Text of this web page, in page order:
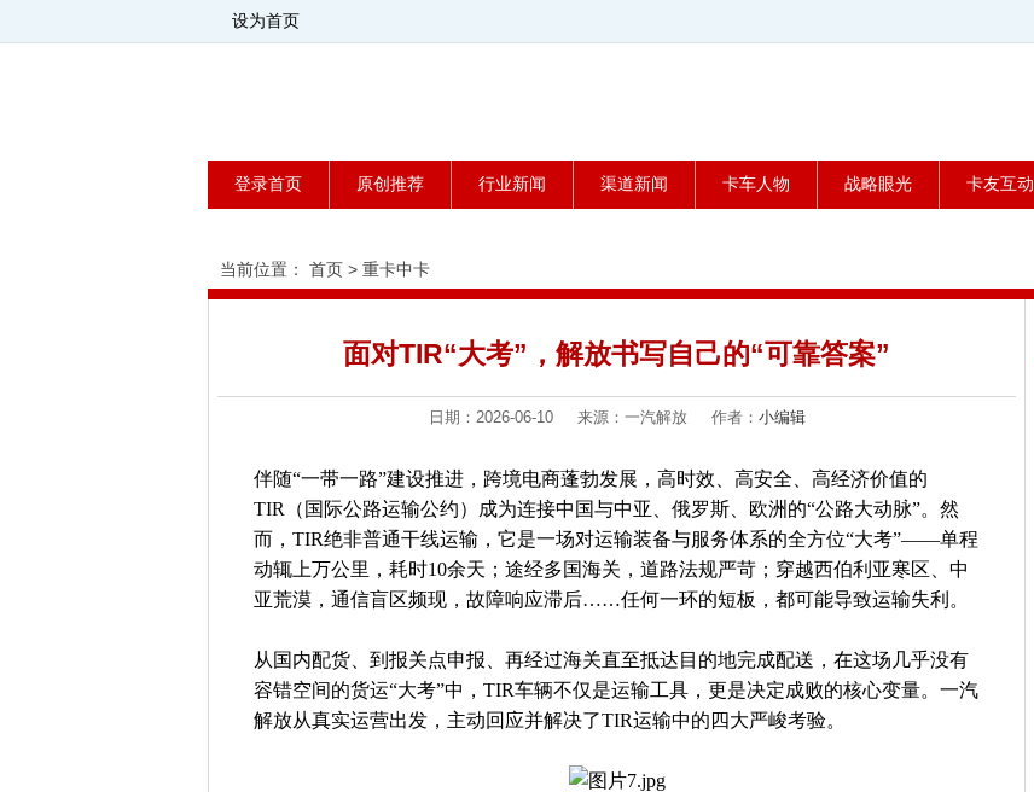
设为首页
登录首页 原创推荐 行业新闻 渠道新闻 卡车人物 战略眼光 卡友互动
当前位置： 首页 > 重卡中卡
面对TIR“大考”，解放书写自己的“可靠答案”
日期：2026-06-10 来源：一汽解放 作者： 小编辑
伴随“一带一路”建设推进，跨境电商蓬勃发展，高时效、高安全、高经济价值的
TIR（国际公路运输公约）成为连接中国与中亚、俄罗斯、欧洲的“公路大动脉”。然
而，TIR绝非普通干线运输，它是一场对运输装备与服务体系的全方位“大考”——单程
动辄上万公里，耗时10余天；途经多国海关，道路法规严苛；穿越西伯利亚寒区、中
亚荒漠，通信盲区频现，故障响应滞后……任何一环的短板，都可能导致运输失利。
从国内配货、到报关点申报、再经过海关直至抵达目的地完成配送，在这场几乎没有
容错空间的货运“大考”中，TIR车辆不仅是运输工具，更是决定成败的核心变量。一汽
解放从真实运营出发，主动回应并解决了TIR运输中的四大严峻考验。